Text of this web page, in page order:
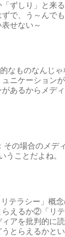
「ずしり」と来
で、う～んで
せない～
なものなんじ
ニケーション
あるからメデ
その場合のメデ
うことだよね。
テラシー」概
らえるか②「リ
アを批判的に
うとらえるかと